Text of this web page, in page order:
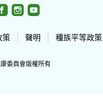
策 聲明 種族平等政策
委員會版權所有